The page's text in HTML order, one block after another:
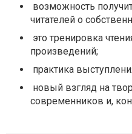
возможность
читателей о
это тренировка
произведений;
практика
новый взгляд на
современников и,